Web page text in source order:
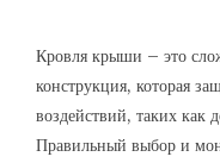
Кровля крыши – это
конструкция, которая
воздействий, таких как
Правильный выбор и